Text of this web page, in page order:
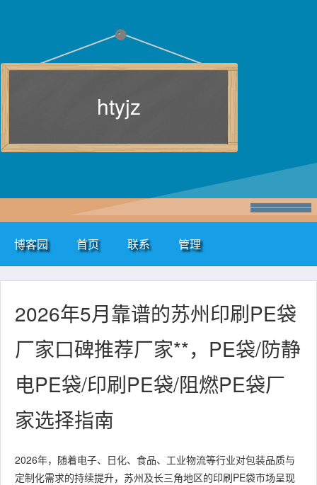
htyjz
博客园 首页 联系 管理
2026年5月靠谱的苏州印刷PE袋
厂家口碑推荐厂家**，PE袋/防静
电PE袋/印刷PE袋/阻燃PE袋厂
家选择指南
2026年，随着电子、日化、食品、工业物流等行业对包装品质与
定制化需求的持续提升，苏州及长三角地区的印刷PE袋市场呈现